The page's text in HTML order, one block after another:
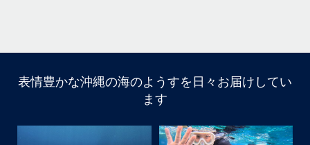
はいさい
アイランドメッセージです
最近は、連日クルーザーチャーターのご利用が続いていて
梅雨明け後のパーフェクトな海でバナナボートに船上
表情豊かな沖縄の海のようすを日々お届けしてい
ます